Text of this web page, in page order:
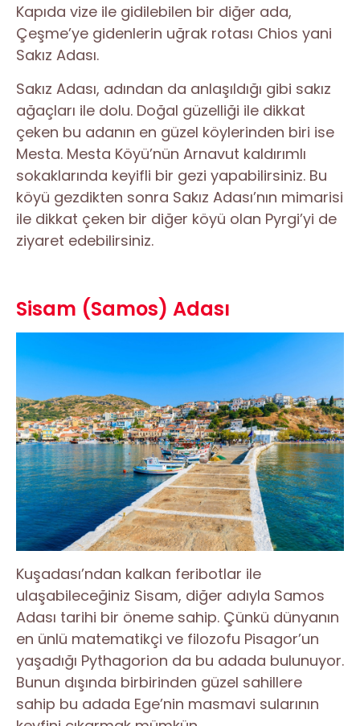
Kapıda vize ile gidilebilen bir diğer ada,
Çeşme’ye gidenlerin uğrak rotası Chios yani
Sakız Adası.
Sakız Adası, adından da anlaşıldığı gibi sakız
ağaçları ile dolu. Doğal güzelliği ile dikkat
çeken bu adanın en güzel köylerinden biri ise
Mesta. Mesta Köyü’nün Arnavut kaldırımlı
sokaklarında keyifli bir gezi yapabilirsiniz. Bu
köyü gezdikten sonra Sakız Adası’nın mimarisi
ile dikkat çeken bir diğer köyü olan Pyrgi’yi de
ziyaret edebilirsiniz.
Sisam (Samos) Adası
Kuşadası’ndan kalkan feribotlar ile
ulaşabileceğiniz Sisam, diğer adıyla Samos
Adası tarihi bir öneme sahip. Çünkü dünyanın
en ünlü matematikçi ve filozofu Pisagor’un
yaşadığı Pythagorion da bu adada bulunuyor.
Bunun dışında birbirinden güzel sahillere
sahip bu adada Ege’nin masmavi sularının